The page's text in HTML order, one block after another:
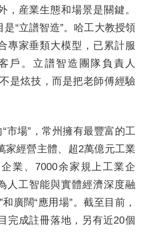
産業生態和場景是關鍵。
“立譜智造”。哈工大教授領
專家垂類大模型，已累計服
戶。立譜智造團隊負責人
是炫技，而是把老師傅經驗
場”，常州擁有最豐富的工
家經營主體、超2萬億元工業
業、7000余家規上工業企
工智能與實體經濟深度融
廣闊“應用場”。截至目前，
完成註冊落地，另有近20個